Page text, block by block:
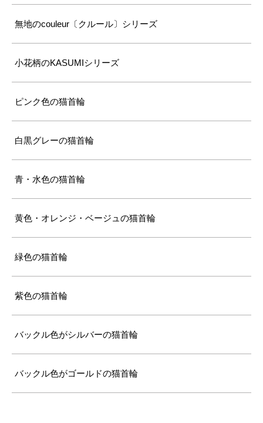
無地のcouleur〔クルール〕シリーズ
小花柄のKASUMIシリーズ
ピンク色の猫首輪
白黒グレーの猫首輪
青・水色の猫首輪
黄色・オレンジ・ベージュの猫首輪
緑色の猫首輪
紫色の猫首輪
バックル色がシルバーの猫首輪
バックル色がゴールドの猫首輪